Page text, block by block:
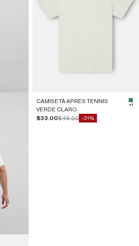
CAMISETA APRES TENNIS
VERDE CLARO
Precio de oferta
$33.00Precio normal
$48.00 -31%
+1